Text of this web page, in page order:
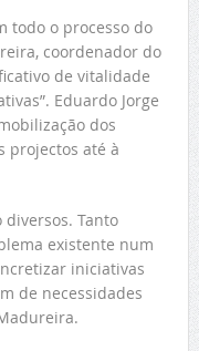
todo o processo do
coordenador do
de vitalidade
Eduardo Jorge
dos
projectos até à
diversos. Tanto
existente num
iniciativas
de necessidades